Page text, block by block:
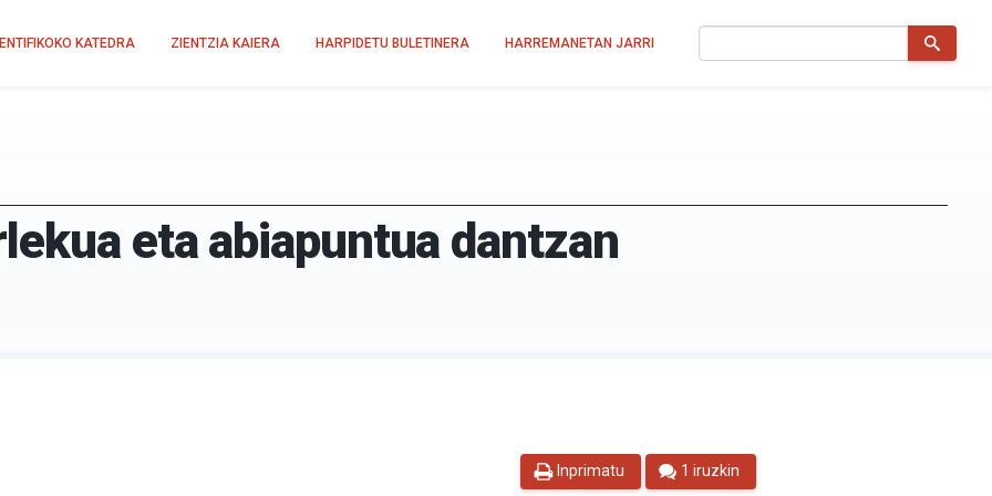
KATEDRA ZIENTZIA KAIERA HARPIDETU BULETINERA HARREMANETAN JARRI
eta abiapuntua dantzan
Inprimatu 1 iruzkin